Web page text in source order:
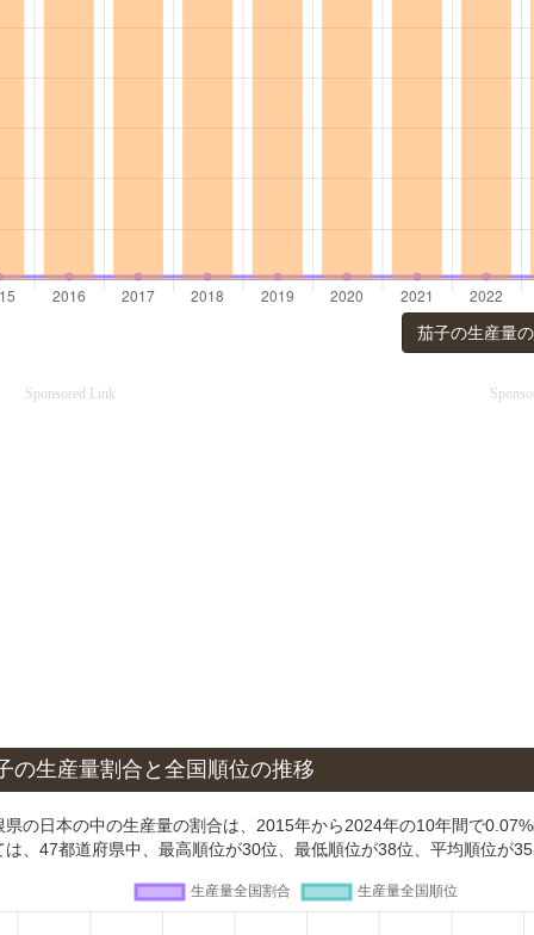
茄子の生産量
Sponsored Link
の生産量割合と全国順位の推移
県の日本の中の生産量の割合は、2015年から2024年の10年間で
、47都道府県中、最高順位が30位、最低順位が38位、平均順位が